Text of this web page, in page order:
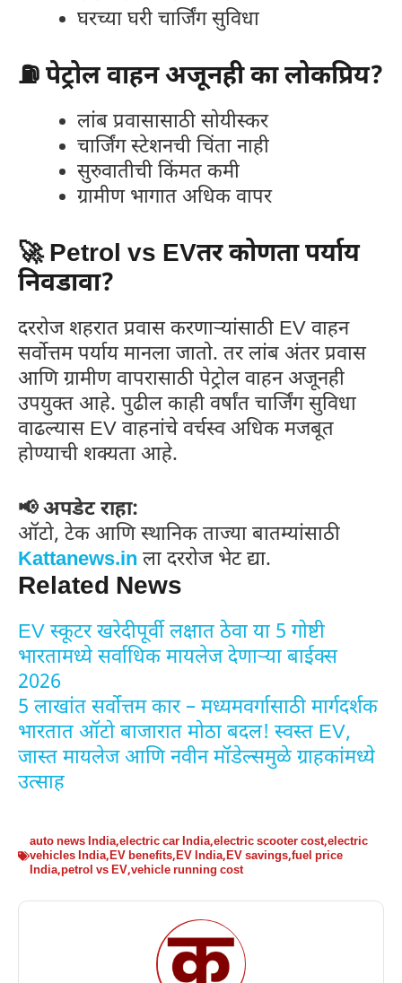
घरच्या घरी चार्जिंग सुविधा
⛽ पेट्रोल वाहन अजूनही का लोकप्रिय?
लांब प्रवासासाठी सोयीस्कर
चार्जिंग स्टेशनची चिंता नाही
सुरुवातीची किंमत कमी
ग्रामीण भागात अधिक वापर
🚀 Petrol vs EVतर कोणता पर्याय
निवडावा?
दररोज शहरात प्रवास करणाऱ्यांसाठी EV वाहन
सर्वोत्तम पर्याय मानला जातो. तर लांब अंतर प्रवास
आणि ग्रामीण वापरासाठी पेट्रोल वाहन अजूनही
उपयुक्त आहे. पुढील काही वर्षांत चार्जिंग सुविधा
वाढल्यास EV वाहनांचे वर्चस्व अधिक मजबूत
होण्याची शक्यता आहे.
📢 अपडेट राहा:
ऑटो, टेक आणि स्थानिक ताज्या बातम्यांसाठी
Kattanews.in ला दररोज भेट द्या.
Related News
EV स्कूटर खरेदीपूर्वी लक्षात ठेवा या 5 गोष्टी
भारतामध्ये सर्वाधिक मायलेज देणाऱ्या बाईक्स
2026
5 लाखांत सर्वोत्तम कार – मध्यमवर्गासाठी मार्गदर्शक
भारतात ऑटो बाजारात मोठा बदल! स्वस्त EV,
जास्त मायलेज आणि नवीन मॉडेल्समुळे ग्राहकांमध्ये
उत्साह
auto news India,electric car India,electric scooter cost,electric
vehicles India,EV benefits,EV India,EV savings,fuel price
India,petrol vs EV,vehicle running cost